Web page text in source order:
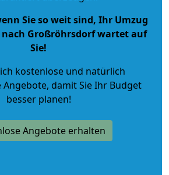
Sie so weit sind, Ihr Umzug
nach Großröhrsdorf wartet auf
Sie!
kostenlose und natürlich
Angebote, damit Sie Ihr Budget
besser planen!
Angebote erhalten